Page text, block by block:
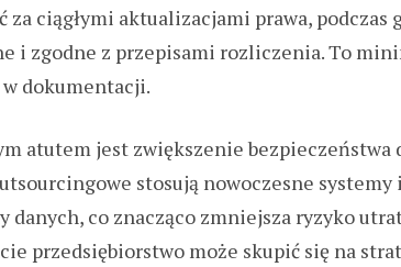
za ciągłymi aktualizacjami prawa,
i zgodne z przepisami rozliczenia. To
w dokumentacji.
atutem jest zwiększenie bezpieczeństwa
stosują nowoczesne
danych, co znacząco zmniejsza ryzyko
przedsiębiorstwo może skupić się na